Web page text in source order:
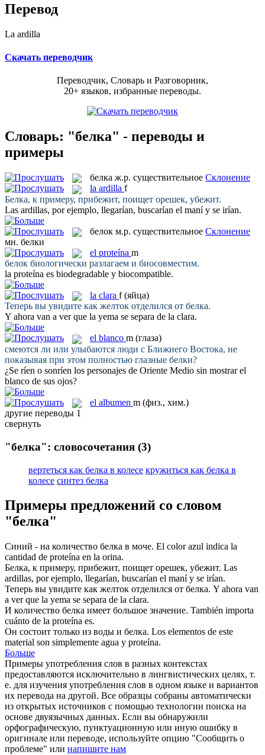
Перевод
La ardilla
Скачать переводчик
Переводчик, Словарь и Разговорник,
20+ языков, избранные переводы.
Словарь: "белка" - переводы и
примеры
белка ж.р. существительное Склонение
la ardilla f
Белка, к примеру, прибежит, поищет орешек, убежит.
Las ardillas, por ejemplo, llegarían, buscarían el maní y se irían.
белок м.р. существительное Склонение
мн. белки
el proteína m
белок биологически разлагаем и биосовместим.
la proteína es biodegradable y biocompatible.
la clara f (яйца)
Теперь вы увидите как желток отделился от белка.
Y ahora van a ver que la yema se separa de la clara.
el blanco m (глаза)
смеются ли или улыбаются люди с Ближнего Востока, не
показывая при этом полностью глазные белки?
¿Se ríen o sonríen los personajes de Oriente Medio sin mostrar el
blanco de sus ojos?
el albumen m (физ., хим.)
другие переводы 1
свернуть
"белка": словосочетания (3)
вертеться как белка в колесе кружиться как белка в
колесе синтез белка
Примеры предложений со словом
"белка"
Синий - на количество белка в моче. El color azul indica la
cantidad de proteína en la orina.
Белка, к примеру, прибежит, поищет орешек, убежит. Las
ardillas, por ejemplo, llegarían, buscarían el maní y se irían.
Теперь вы увидите как желток отделился от белка. Y ahora van
a ver que la yema se separa de la clara.
И количество белка имеет большое значение. También importa
cuánto de la proteína es.
Он состоит только из воды и белка. Los elementos de este
material son simplemente agua y proteína.
Больше
Примеры употребления слов в разных контекстах
предоставляются исключительно в лингвистических целях, т.
е. для изучения употребления слов в одном языке и вариантов
их перевода на другой. Все образцы собраны автоматически
из открытых источников с помощью технологии поиска на
основе двуязычных данных. Если вы обнаружили
орфографическую, пунктуационную или иную ошибку в
оригинале или переводе, используйте опцию "Сообщить о
проблеме" или напишите нам